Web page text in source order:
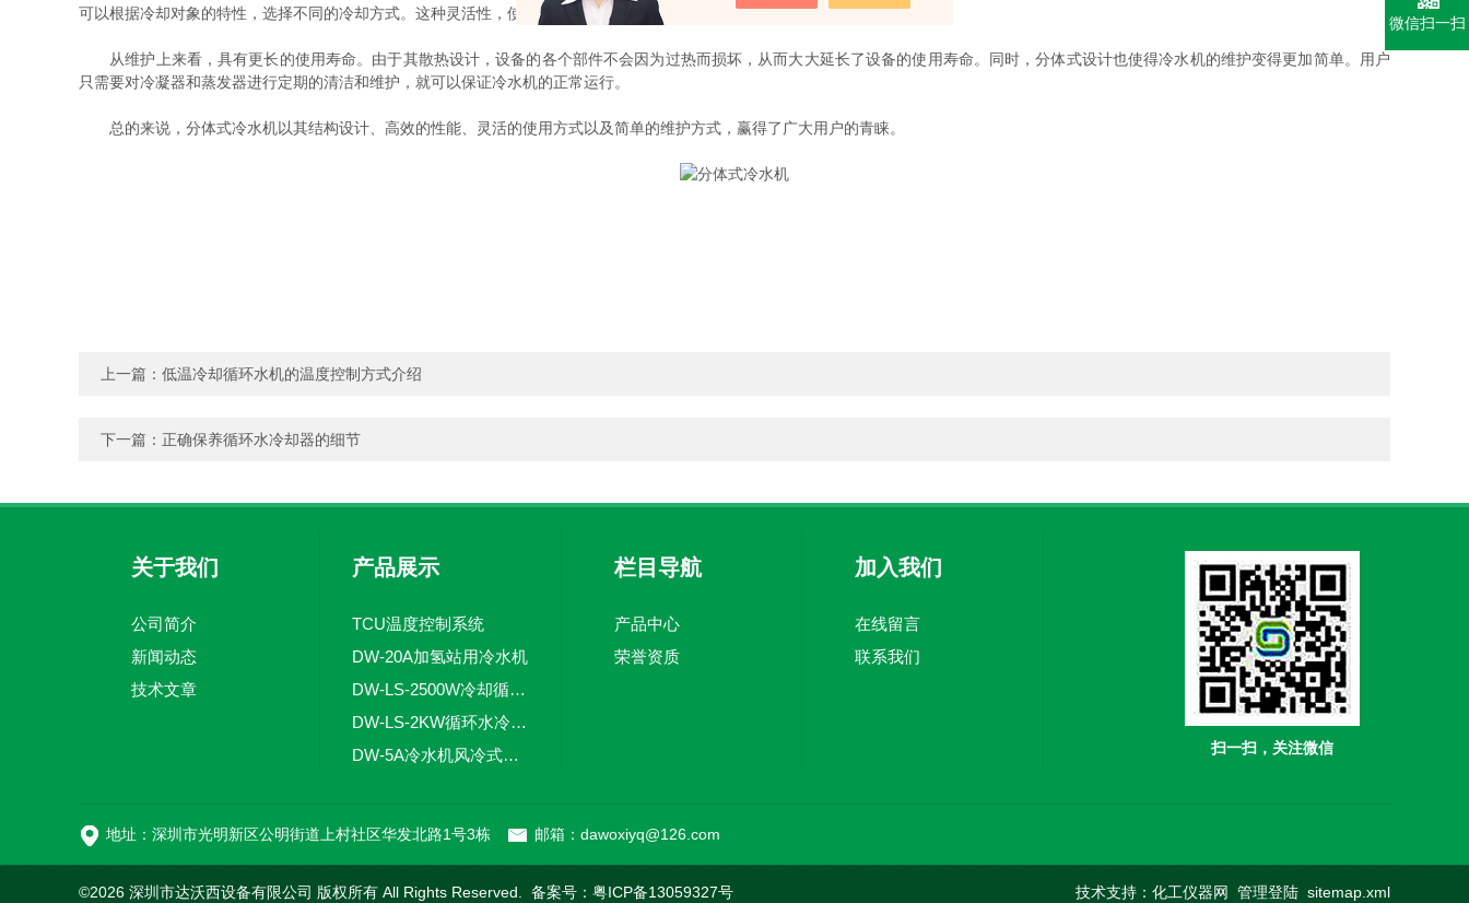
可以根据冷却对象的特性，选择不同的冷却方式。这种灵活性，使得冷水机能够满足各种不同的工业制冷需求。
从维护上来看，具有更长的使用寿命。由于其散热设计，设备的各个部件不会因为过热而损坏，从而大大延长了设备的使用寿命。同时，分体式设计也使得冷水机的维护变得更加简单。用户
只需要对冷凝器和蒸发器进行定期的清洁和维护，就可以保证冷水机的正常运行。
总的来说，分体式冷水机以其结构设计、高效的性能、灵活的使用方式以及简单的维护方式，赢得了广大用户的青睐。
上一篇： 低温冷却循环水机的温度控制方式介绍
下一篇： 正确保养循环水冷却器的细节
关于我们
公司简介
新闻动态
技术文章
产品展示
TCU温度控制系统
DW-20A加氢站用冷水机
DW-LS-2500W冷却循环水系统
DW-LS-2KW循环水冷却系统
DW-5A冷水机风冷式冷水机
栏目导航
产品中心
荣誉资质
加入我们
在线留言
联系我们
扫一扫，关注微信
地址：深圳市光明新区公明街道上村社区华发北路1号3栋 邮箱：dawoxiyq@126.com
©2026 深圳市达沃西设备有限公司 版权所有 All Rights Reserved. 备案号： 粤ICP备13059327号 技术支持： 化工仪器网 管理登陆 sitemap.xml
微信扫一扫